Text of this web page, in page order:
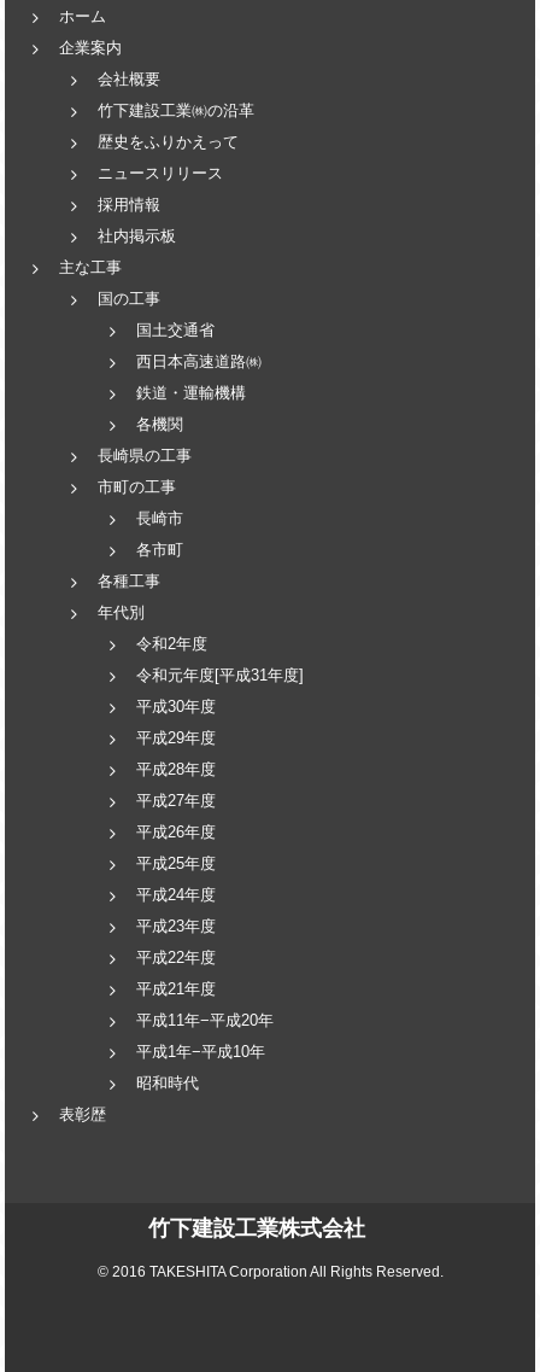
ホーム
企業案内
会社概要
竹下建設工業㈱の沿革
歴史をふりかえって
ニュースリリース
採用情報
社内掲示板
主な工事
国の工事
国土交通省
西日本高速道路㈱
鉄道・運輸機構
各機関
長崎県の工事
市町の工事
長崎市
各市町
各種工事
年代別
令和2年度
令和元年度[平成31年度]
平成30年度
平成29年度
平成28年度
平成27年度
平成26年度
平成25年度
平成24年度
平成23年度
平成22年度
平成21年度
平成11年−平成20年
平成1年−平成10年
昭和時代
表彰歴
竹下建設工業株式会社
© 2016 TAKESHITA Corporation All Rights Reserved.